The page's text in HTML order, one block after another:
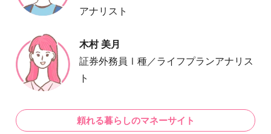
アナリスト
木村 美月
証券外務員Ⅰ種／ライフプランアナリス
ト
頼れる暮らしのマネーサイト